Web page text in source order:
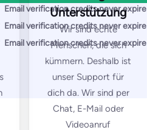
Email verification credits never expire
Email verification credits never expire
Email verification credits never expire
Enterprise
Unterstützung
Wir sind echte
Menschen, die sich
kümmern. Deshalb ist
unser Support für
dich da. Wir sind per
Chat, E-Mail oder
Videoanruf